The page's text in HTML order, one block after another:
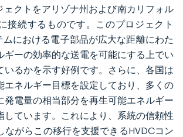
ェクトをアリゾナ州および南カリフォル
接続するものです。このプロジェクト
ムにおける電子部品が広大な距離にわた
ギーの効率的な送電を可能にする上でい
いるかを示す好例です。さらに、各国は
エネルギー目標を設定しており、多くの
発電量の相当部分を再生可能エネルギー
しています。これにより、系統の信頼性
ながらこの移行を支援できるHVDCコン